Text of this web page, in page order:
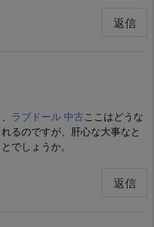
返信
ラブドール 中古 ここはどうな
るのですが、肝心な大事なと
でしょうか。
返信